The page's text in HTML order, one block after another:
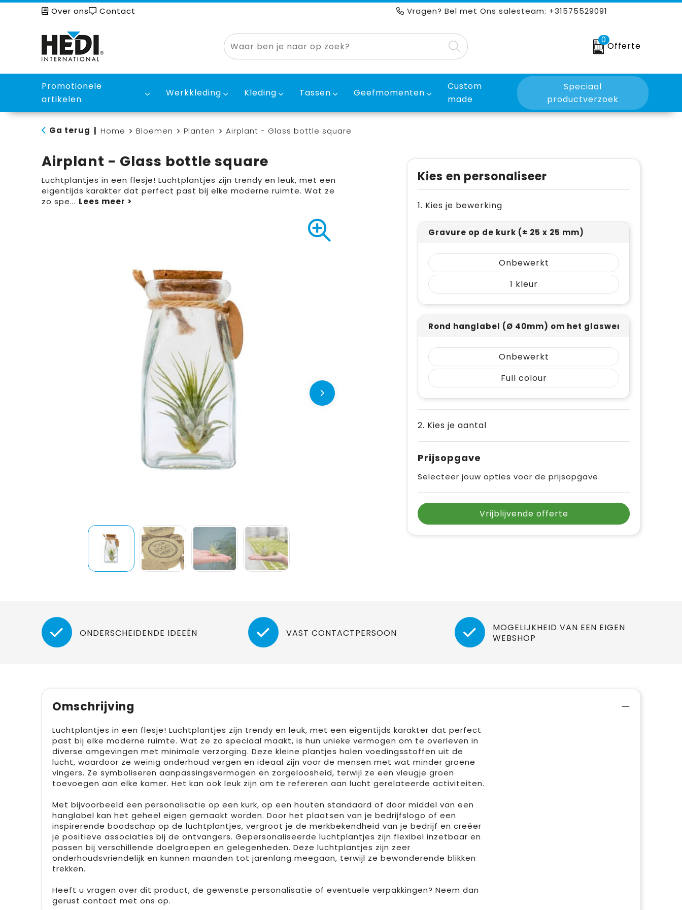
Over ons Contact Vragen? Bel met Ons salesteam: +31575529091
0
Offerte
Promotionele
artikelen
Werkkleding Kleding Tassen Geefmomenten
Custom
made
Speciaal
productverzoek
Ga terug Home Bloemen Planten Airplant - Glass bottle square
Airplant - Glass bottle square
Luchtplantjes in een flesje! Luchtplantjes zijn trendy en leuk, met een
eigentijds karakter dat perfect past bij elke moderne ruimte. Wat ze
zo spe...
Kies en personaliseer
1. Kies je bewerking
Gravure op de kurk (± 25 x 25 mm)
Onbewerkt
1
Rond hanglabel (Ø 40mm) om het glaswerk - full color
Onbewerkt
Full colour
2. Kies je aantal
Prijsopgave
Selecteer jouw opties voor de prijsopgave.
Vrijblijvende offerte
ONDERSCHEIDENDE IDEEËN VAST CONTACTPERSOON
MOGELIJKHEID VAN EEN EIGEN
WEBSHOP
Omschrijving
Luchtplantjes in een flesje! Luchtplantjes zijn trendy en leuk, met een eigentijds karakter dat perfect
past bij elke moderne ruimte. Wat ze zo speciaal maakt, is hun unieke vermogen om te overleven in
diverse omgevingen met minimale verzorging. Deze kleine plantjes halen voedingsstoffen uit de
lucht, waardoor ze weinig onderhoud vergen en ideaal zijn voor de mensen met wat minder groene
vingers. Ze symboliseren aanpassingsvermogen en zorgeloosheid, terwijl ze een vleugje groen
toevoegen aan elke kamer. Het kan ook leuk zijn om te refereren aan lucht gerelateerde activiteiten.
Met bijvoorbeeld een personalisatie op een kurk, op een houten standaard of door middel van een
hanglabel kan het geheel eigen gemaakt worden. Door het plaatsen van je bedrijfslogo of een
inspirerende boodschap op de luchtplantjes, vergroot je de merkbekendheid van je bedrijf en creëer
je positieve associaties bij de ontvangers. Gepersonaliseerde luchtplantjes zijn flexibel inzetbaar en
passen bij verschillende doelgroepen en gelegenheden. Deze luchtplantjes zijn zeer
onderhoudsvriendelijk en kunnen maanden tot jarenlang meegaan, terwijl ze bewonderende blikken
trekken.
Heeft u vragen over dit product, de gewenste personalisatie of eventuele verpakkingen? Neem dan
gerust contact met ons op.